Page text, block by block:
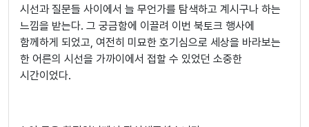
시선과 질문들 사이에서 늘 무언가를 탐색하고 계시구나 하는
느낌을 받는다. 그 궁금함에 이끌려 이번 북토크 행사에
함께하게 되었고, 여전히 미묘한 호기심으로 세상을 바라보는
한 어른의 시선을 가까이에서 접할 수 있었던 소중한
시간이었다.